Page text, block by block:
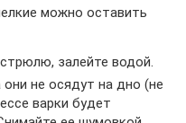
можно оставить
залейте водой.
не осядут на дно (не
варки будет